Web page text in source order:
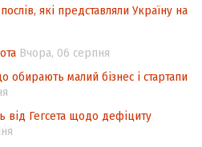
законодавства щодо
повторного
виборців
суспільства
які представляли Україну на
Вчора, 06 серпня
малий бізнес і стартапи
від Гегсета щодо дефіциту